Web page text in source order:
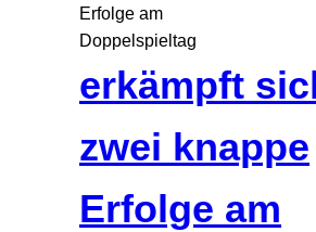
erkämpft
zwei knappe
Erfolge am